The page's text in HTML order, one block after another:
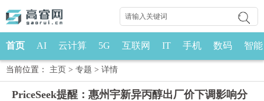
首页 AI 云计算 5G 互联网 IT 手机 数码 智能
当前位置： 主页 > 专题 > 详情
PriceSeek提醒：惠州宇新异丙醇出厂价下调影响分